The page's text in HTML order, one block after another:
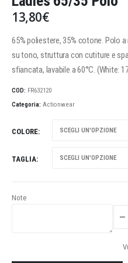
13,80€
65% poliestere, 35% cotone. Polo
su tono, struttura con cutiture e
sfiancata, lavabile a 60°C. (White:
COD: FR632120
Categoria: Actionwear
COLORE
TAGLIA
Note